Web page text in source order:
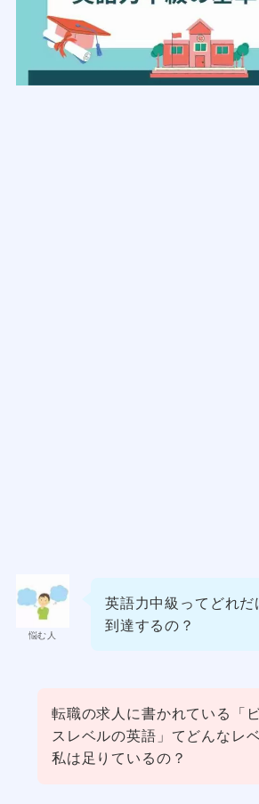
悩む人
英語力中級ってどれだ
到達するの？
転職の求人に書かれている「
スレベルの英語」てどんなレ
私は足りているの？